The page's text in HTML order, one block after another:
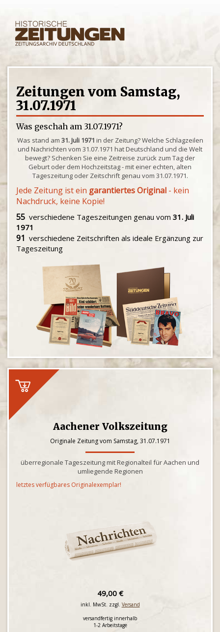
Zeitungen vom Samstag,
31.07.1971
Was geschah am 31.07.1971?
Was stand am 31. Juli 1971 in der Zeitung? Welche Schlagzeilen
und Nachrichten vom 31.07.1971 hat Deutschland und die Welt
bewegt? Schenken Sie eine Zeitreise zurück zum Tag der
Geburt oder dem Hochzeitstag - mit einer echten, alten
Tageszeitung oder Zeitschrift genau vom 31.07.1971.
Jede Zeitung ist ein garantiertes Original - kein
Nachdruck, keine Kopie!
55 verschiedene Tageszeitungen genau vom 31. Juli
1971
91 verschiedene Zeitschriften als ideale Ergänzung zur
Tageszeitung
Aachener Volkszeitung
Originale Zeitung vom Samstag, 31.07.1971
überregionale Tageszeitung mit Regionalteil für Aachen und
umliegende Regionen
letztes verfügbares Originalexemplar!
49,00 €
inkl. MwSt. zzgl. Versand
versandfertig innerhalb
1-2 Arbeitstage